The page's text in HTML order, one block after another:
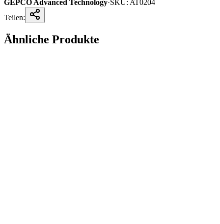
GEPCO Advanced Technology·SKU: AT0204
Teilen:
Ähnliche Produkte